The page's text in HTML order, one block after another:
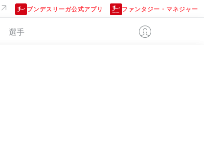
ブンデスリーガ公式アプリ ファンタジー・マネジャー
選手